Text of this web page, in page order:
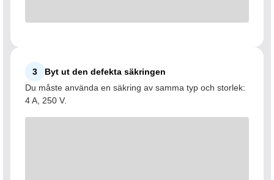
3
Byt ut den defekta säkringen
Du måste använda en säkring av samma typ och storlek:
4 A, 250 V.